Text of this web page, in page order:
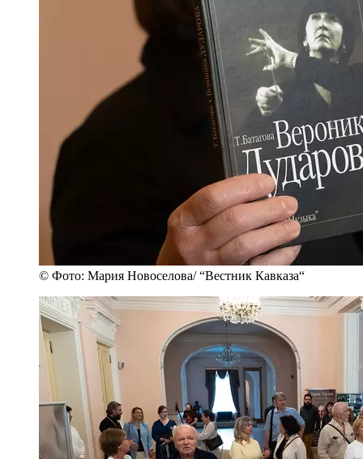
© Фото: Мария Новоселова/ “Вестник Кавказа“